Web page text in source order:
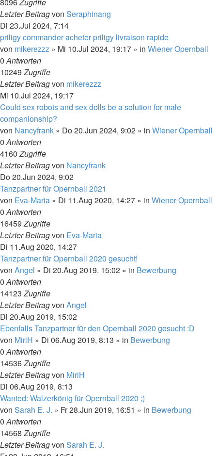
Letzter Beitragvon Seraphinang
Di 23.Jul 2024, 7:14
priligy commander acheter priligy livraison rapide
von mikerezzz » Mi 10.Jul 2024, 19:17 » in Wiener Opernball
0Antworten
10249Zugriffe
Letzter Beitragvon mikerezzz
Mi 10.Jul 2024, 19:17
Could sex robots and sex dolls be a solution for male
companionship?
von Nancyfrank » Do 20.Jun 2024, 9:02 » in Wiener Opernball
0Antworten
4160Zugriffe
Letzter Beitragvon Nancyfrank
Do 20.Jun 2024, 9:02
Tanzpartner für Opernball 2021
von Eva-Maria » Di 11.Aug 2020, 14:27 » in Wiener Opernball
0Antworten
16459Zugriffe
Letzter Beitragvon Eva-Maria
Di 11.Aug 2020, 14:27
Tanzpartner für Opernball 2020 gesucht!
von Angel » Di 20.Aug 2019, 15:02 » in Bewerbung
0Antworten
14123Zugriffe
Letzter Beitragvon Angel
Di 20.Aug 2019, 15:02
Ebenfalls Tanzpartner für den Opernball 2020 gesucht :D
von MiriH » Di 06.Aug 2019, 8:13 » in Bewerbung
0Antworten
14536Zugriffe
Letzter Beitragvon MiriH
Di 06.Aug 2019, 8:13
Wanted: Walzerkönig für Opernball 2020 ;)
von Sarah E. J. » Fr 28.Jun 2019, 16:51 » in Bewerbung
0Antworten
14568Zugriffe
Letzter Beitragvon Sarah E. J.